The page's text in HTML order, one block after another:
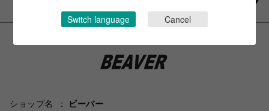
ショップ名
ビーバー
Switch language Cancel